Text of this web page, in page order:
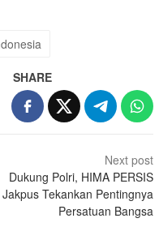
SHARE
Next post
Dukung Polri, HIMA PERSIS
Jakpus Tekankan Pentingnya
Persatuan Bangsa